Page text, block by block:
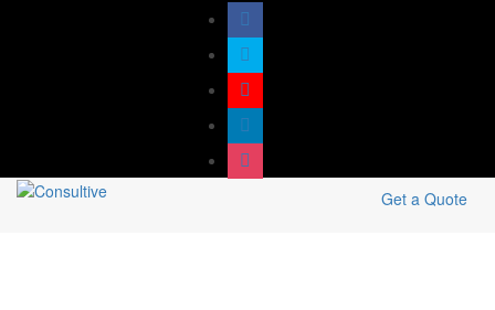
Get a Quote